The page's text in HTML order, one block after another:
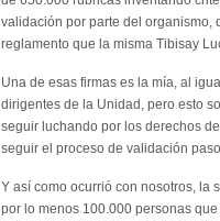
validación por parte del organismo,
reglamento que la misma Tibisay
Una de esas firmas es la mía, al
dirigentes de la Unidad, pero esto
seguir luchando por los derechos
seguir el proceso de validación
Y así como ocurrió con nosotros, la
por lo menos 100.000 personas